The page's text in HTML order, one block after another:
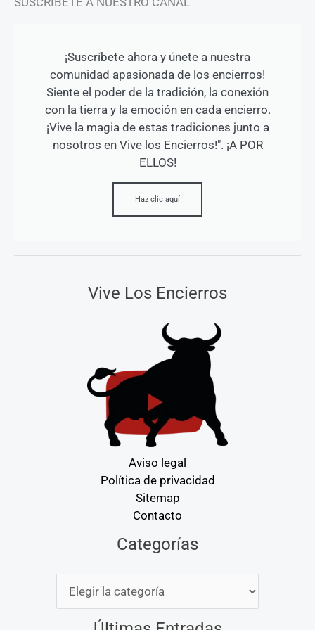
¡Suscríbete ahora y únete a nuestra
comunidad apasionada de los encierros!
Siente el poder de la tradición, la conexión
con la tierra y la emoción en cada encierro.
¡Vive la magia de estas tradiciones junto a
nosotros en Vive los Encierros!". ¡A POR
ELLOS!
Haz clic aquí
Vive Los Encierros
Aviso legal
Política de privacidad
Sitemap
Contacto
Categorías